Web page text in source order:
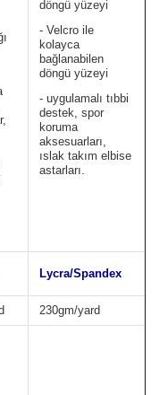
döngü yüzeyi
- Velcro ile
kolayca
bağlanabilen
döngü yüzeyi
- uygulamalı tıbbi
destek, spor
koruma
aksesuarları,
ıslak takım elbise
astarları.
Lycra/Spandex
230gm/yard